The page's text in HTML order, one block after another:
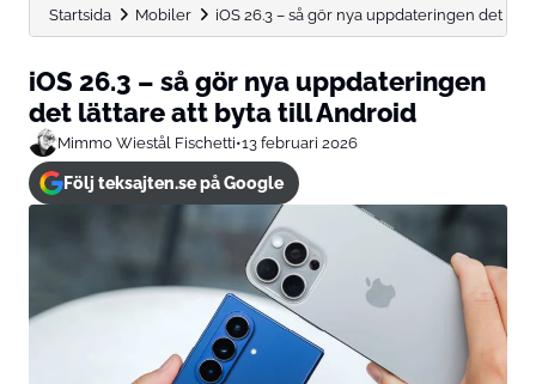
Startsida Mobiler iOS 26.3 – så gör nya uppdateringen det
iOS 26.3 – så gör nya uppdateringen
det lättare att byta till Android
Mimmo Wiestål Fischetti•13 februari 2026
Följ teksajten.se på Google